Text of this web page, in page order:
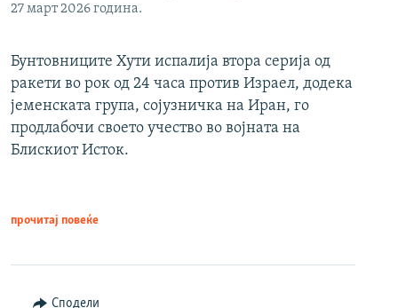
27 март 2026 година.
Бунтовниците Хути испалија втора серија од
ракети во рок од 24 часа против Израел, додека
јеменската група, сојузничка на Иран, го
продлабочи своето учество во војната на
Блискиот Исток.
прочитај повеќе
Сподели